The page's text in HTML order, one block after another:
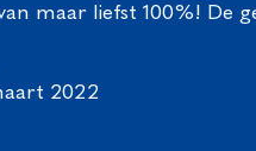
maar liefst 100%! De
2022